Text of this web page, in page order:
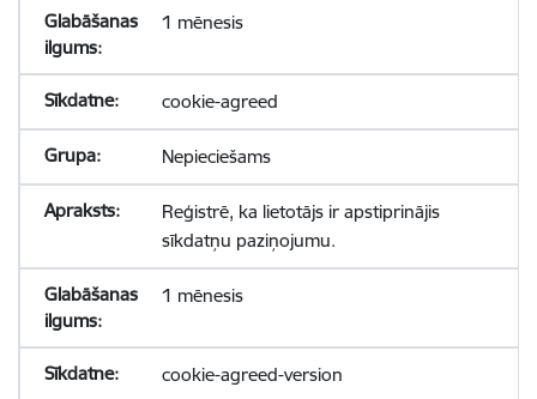
1 mēnesis
cookie-agreed
Nepieciešams
Reģistrē, ka lietotājs ir apstiprinājis
sīkdatņu paziņojumu.
1 mēnesis
cookie-agreed-version